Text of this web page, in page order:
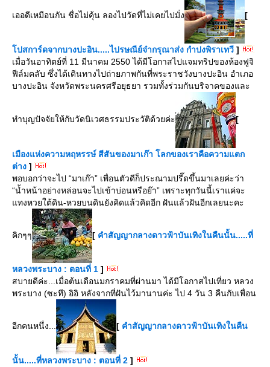
เออดีเหมือนกัน ชื่อไม่คุ้น ลองไปวัดที่ไม่เคยไปมั่ง [
ปสการ์ดจากบางปะอิน.....ไปรษณีย์จ๋ากรุณาส่ง กำปงพิราเทวี ]
เมื่อวันอาทิตย์ที่ 11 มีนาคม 2550 ได้มีโอกาสไปแจมทริปของห้องฟูจิ
ฟีล์มคลับ ซึ่งได้เดินทางไปถ่ายภาพกันที่พระราชวังบางปะอิน อำเภอ
บางปะอิน จังหวัดพระนครศรีอยุธยา รวมทั้งร่วมกันบริจาคของและ
ทำบุญปัจจัยให้กับวัดนิเวศธรรมประวัติด้วยค่ะ [
เมืองแห่งความหฤหรรษ์ สีสันของมาเก๊า โลกของเราคือความแตก
ต่าง ]
พอบอกว่าจะไป “มาเก๊า” เพื่อนตัวดีก็ประณามปรี๊ดขึ้นมาเลยค่ะว่า
“น้ำหน้าอย่างหล่อนจะไปเข้าบ่อนหรือย๊า” เพราะทุกวันนี้เราแค่จะ
ทงหวยใต้ดิน-หวยบนดินยังคิดแล้วคิดอีก ฝันแล้วฝันอีกเลยนะคะ
คิกๆๆ [ คำสัญญากลางดาวฟ้าบันเทิงในคืนนั้น.....ที่
หลวงพระบาง : ตอนที่ 1 ]
สบายดีค่ะ...เมื่อต้นเดือนมกราคมที่ผ่านมา ได้มีโอกาสไปเที่ยว หลวง
พระบาง (ซะที) อิอิ หลังจากที่ฝันไว้มานานค่ะ ไป 4 วัน 3 คืนกับเพื่อน
อีกคนหนึ่ง... [ คำสัญญากลางดาวฟ้าบันเทิงในคืน
นั้น.....ที่หลวงพระบาง : ตอนที่ 2 ]